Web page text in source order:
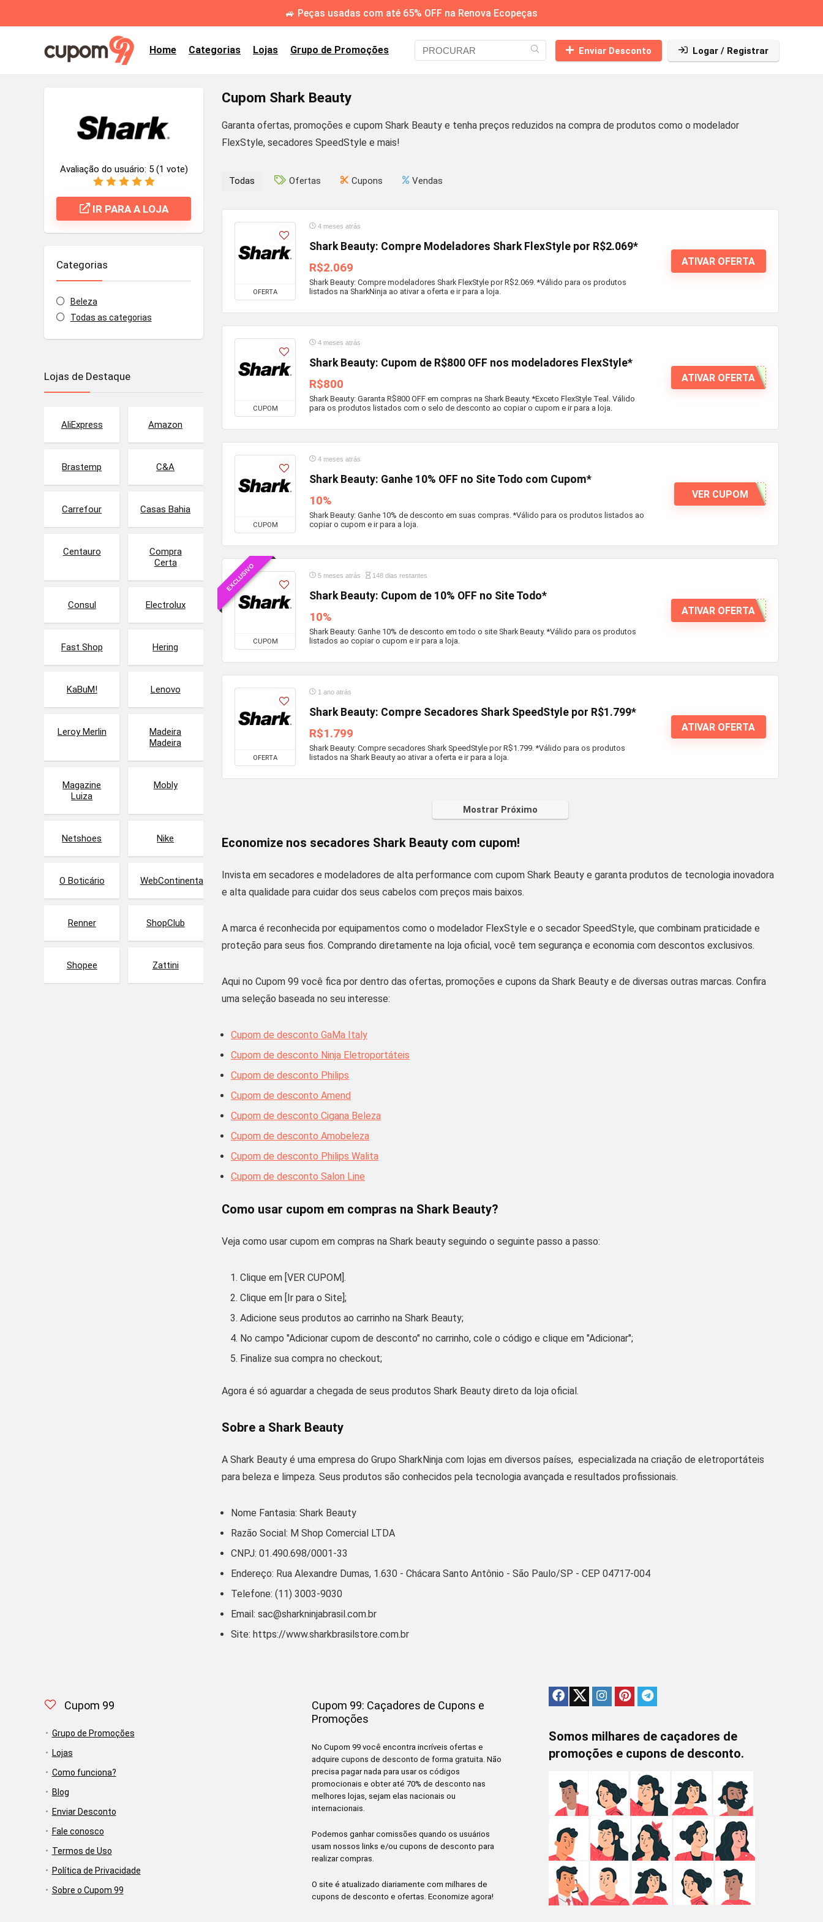
🚙 Peças usadas com até 65% OFF na Renova Ecopeças
Home Categorias Lojas Grupo de Promoções Enviar Desconto Logar / Registrar
Cupom Shark Beauty
Garanta ofertas, promoções e cupom Shark Beauty e tenha preços reduzidos na compra de produtos como o modelador
FlexStyle, secadores SpeedStyle e mais!
Avaliação do usuário: 5 (1 vote)
IR PARA A LOJA
Categorias
Beleza
Todas as categorias
Todas Ofertas Cupons Vendas
OFERTA
4 meses atrás
Shark Beauty: Compre Modeladores Shark FlexStyle por R$2.069*
R$2.069
Shark Beauty: Compre modeladores Shark FlexStyle por R$2.069. *Válido para os produtos
listados na SharkNinja ao ativar a oferta e ir para a loja.
ATIVAR OFERTA
CUPOM
4 meses atrás
Shark Beauty: Cupom de R$800 OFF nos modeladores FlexStyle*
R$800
Shark Beauty: Garanta R$800 OFF em compras na Shark Beauty. *Exceto FlexStyle Teal. Válido
para os produtos listados com o selo de desconto ao copiar o cupom e ir para a loja.
ATIVAR OFERTA
CUPOM
4 meses atrás
Shark Beauty: Ganhe 10% OFF no Site Todo com Cupom*
10%
Shark Beauty: Ganhe 10% de desconto em suas compras. *Válido para os produtos listados ao
copiar o cupom e ir para a loja.
VER CUPOM
EXCLUSIVO
CUPOM
5 meses atrás 148 dias restantes
Shark Beauty: Cupom de 10% OFF no Site Todo*
10%
Shark Beauty: Ganhe 10% de desconto em todo o site Shark Beauty. *Válido para os produtos
listados ao copiar o cupom e ir para a loja.
ATIVAR OFERTA
OFERTA
1 ano atrás
Shark Beauty: Compre Secadores Shark SpeedStyle por R$1.799*
R$1.799
Shark Beauty: Compre secadores Shark SpeedStyle por R$1.799. *Válido para os produtos
listados na Shark Beauty ao ativar a oferta e ir para a loja.
ATIVAR OFERTA
Mostrar Próximo
Economize nos secadores Shark Beauty com cupom!
Invista em secadores e modeladores de alta performance com cupom Shark Beauty e garanta produtos de tecnologia inovadora
e alta qualidade para cuidar dos seus cabelos com preços mais baixos.
A marca é reconhecida por equipamentos como o modelador FlexStyle e o secador SpeedStyle, que combinam praticidade e
proteção para seus fios. Comprando diretamente na loja oficial, você tem segurança e economia com descontos exclusivos.
Aqui no Cupom 99 você fica por dentro das ofertas, promoções e cupons da Shark Beauty e de diversas outras marcas. Confira
uma seleção baseada no seu interesse:
Cupom de desconto GaMa Italy
Cupom de desconto Ninja Eletroportáteis
Cupom de desconto Philips
Cupom de desconto Amend
Cupom de desconto Cigana Beleza
Cupom de desconto Amobeleza
Cupom de desconto Philips Walita
Cupom de desconto Salon Line
Como usar cupom em compras na Shark Beauty?
Veja como usar cupom em compras na Shark beauty seguindo o seguinte passo a passo:
Clique em [VER CUPOM].
Clique em [Ir para o Site];
Adicione seus produtos ao carrinho na Shark Beauty;
No campo "Adicionar cupom de desconto" no carrinho, cole o código e clique em "Adicionar";
Finalize sua compra no checkout;
Agora é só aguardar a chegada de seus produtos Shark Beauty direto da loja oficial.
Sobre a Shark Beauty
A Shark Beauty é uma empresa do Grupo SharkNinja com lojas em diversos países, especializada na criação de eletroportáteis
para beleza e limpeza. Seus produtos são conhecidos pela tecnologia avançada e resultados profissionais.
Nome Fantasia: Shark Beauty
Razão Social: M Shop Comercial LTDA
CNPJ: 01.490.698/0001-33
Endereço: Rua Alexandre Dumas, 1.630 - Chácara Santo Antônio - São Paulo/SP - CEP 04717-004
Telefone: (11) 3003-9030
Email: sac@sharkninjabrasil.com.br
Site: https://www.sharkbrasilstore.com.br
Lojas de Destaque
AliExpress Amazon
Brastemp C&A
Carrefour Casas Bahia
Centauro
Compra
Certa
Consul Electrolux
Fast Shop Hering
KaBuM! Lenovo
Leroy Merlin
Madeira
Madeira
Magazine
Luiza
Mobly
Netshoes Nike
O Boticário WebContinental
Renner ShopClub
Shopee Zattini
Cupom 99
Grupo de Promoções
Lojas
Como funciona?
Blog
Enviar Desconto
Fale conosco
Termos de Uso
Política de Privacidade
Sobre o Cupom 99
Cupom 99: Caçadores de Cupons e
Promoções
No Cupom 99 você encontra incríveis ofertas e
adquire cupons de desconto de forma gratuita. Não
precisa pagar nada para usar os códigos
promocionais e obter até 70% de desconto nas
melhores lojas, sejam elas nacionais ou
internacionais.
Podemos ganhar comissões quando os usuários
usam nossos links e/ou cupons de desconto para
realizar compras.
O site é atualizado diariamente com milhares de
cupons de desconto e ofertas. Economize agora!
Somos milhares de caçadores de
promoções e cupons de desconto.